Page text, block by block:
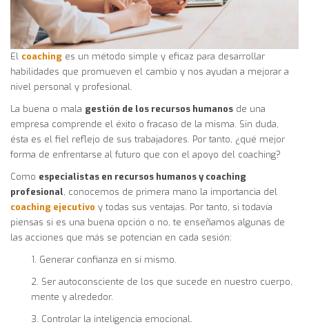
El coaching es un método simple y eficaz para desarrollar
habilidades que promueven el cambio y nos ayudan a mejorar a
nivel personal y profesional.
La buena o mala gestión de los recursos humanos de una
empresa comprende el éxito o fracaso de la misma. Sin duda,
ésta es el fiel reflejo de sus trabajadores. Por tanto, ¿qué mejor
forma de enfrentarse al futuro que con el apoyo del coaching?
Como especialistas en recursos humanos y coaching
profesional, conocemos de primera mano la importancia del
coaching ejecutivo y todas sus ventajas. Por tanto, si todavía
piensas si es una buena opción o no, te enseñamos algunas de
las acciones que más se potencian en cada sesión:
1. Generar confianza en sí mismo.
2. Ser autoconsciente de los que sucede en nuestro cuerpo,
mente y alrededor.
3. Controlar la inteligencia emocional.